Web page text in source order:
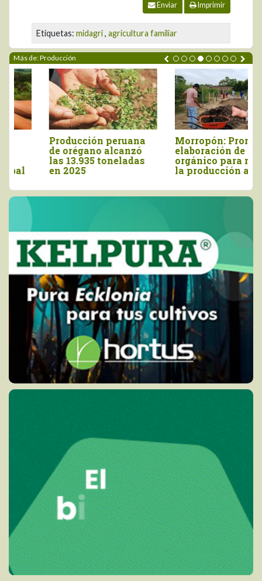
Enviar Imprimir
Etiquetas: midagri, agricultura familiar
Más de: Producción
Producción peruana
de orégano alcanzó
las 13.935 toneladas
en 2025
Morropón: Promueven
elaboración de abono
orgánico para mejorar
la producción agrícola